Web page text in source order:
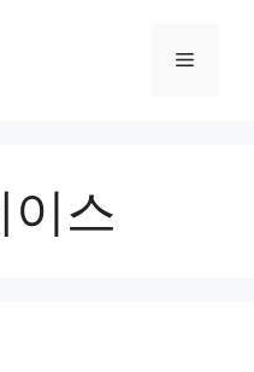
메
이스